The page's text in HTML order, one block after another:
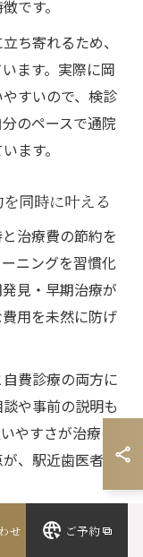
です。
ち寄れるため、
ます。実際に岡
すいので、検診
のペースで通院
ます。
同時に叶える
治療費の節約を
ニングを習慣化
見・早期治療が
用を未然に防げ
費診療の両方に
や事前の説明も
やすさが治療の
、駅近歯医者の
選ぶポイント
せ ご予約